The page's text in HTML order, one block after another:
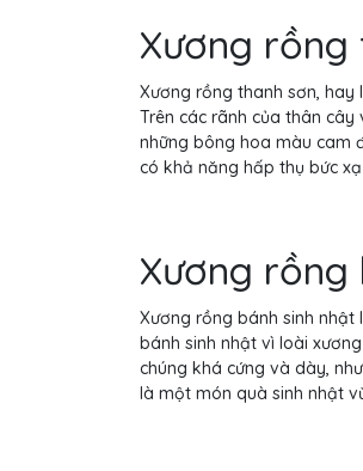
Xương rồng
Xương rồng thanh sơn, hay
Trên các rãnh của thân
những bông hoa màu cam
có khả năng hấp thụ bức
Xương rồng
Xương rồng bánh sinh
bánh sinh nhật vì loài
chúng khá cứng và dày,
là một món quà sinh nhật